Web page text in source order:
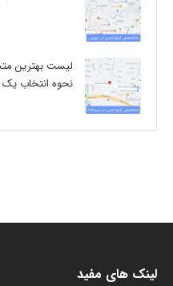
لیست بهترین
نحوه انتخاب
لینک های مفید